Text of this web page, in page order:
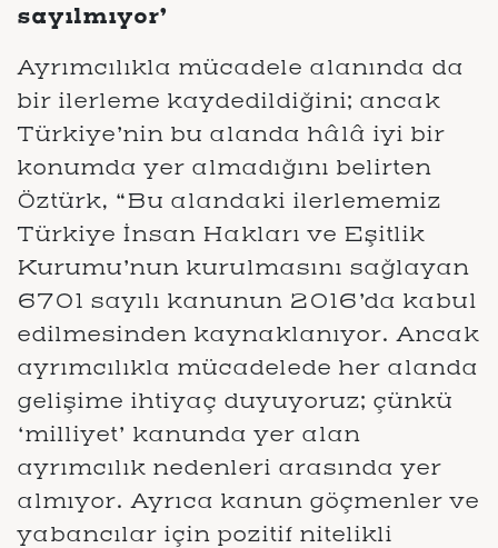
sayılmıyor’
Ayrımcılıkla mücadele alanında da
bir ilerleme kaydedildiğini; ancak
Türkiye’nin bu alanda hâlâ iyi bir
konumda yer almadığını belirten
Öztürk, “Bu alandaki ilerlememiz
Türkiye İnsan Hakları ve Eşitlik
Kurumu’nun kurulmasını sağlayan
6701 sayılı kanunun 2016’da kabul
edilmesinden kaynaklanıyor. Ancak
ayrımcılıkla mücadelede her alanda
gelişime ihtiyaç duyuyoruz; çünkü
‘milliyet’ kanunda yer alan
ayrımcılık nedenleri arasında yer
almıyor. Ayrıca kanun göçmenler ve
yabancılar için pozitif nitelikli